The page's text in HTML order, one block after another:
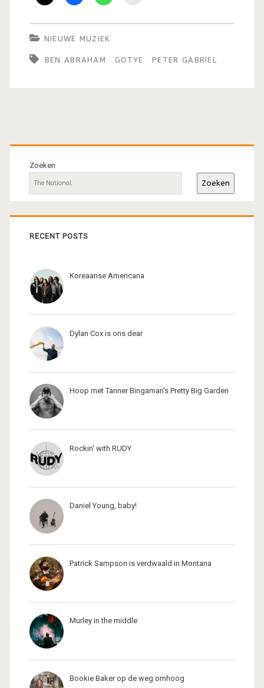
NIEUWE MUZIEK
BEN ABRAHAM GOTYE PETER GABRIEL
Primaire
sidebar
Zoeken
Zoeken
RECENT POSTS
Koreaanse Americana
Dylan Cox is ons dear
Hoop met Tanner Bingaman's Pretty Big Garden
Rockin' with RUDY
Daniel Young, baby!
Patrick Sampson is verdwaald in Montana
Murley in the middle
Bookie Baker op de weg omhoog